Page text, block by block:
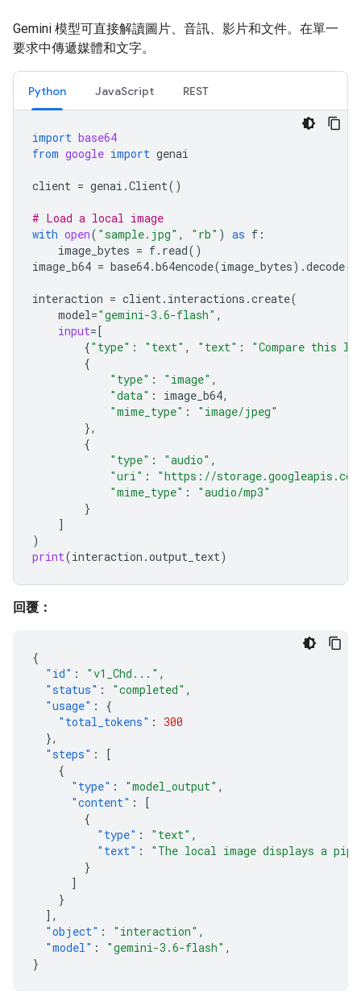
Gemini 模型可直接解讀圖片、音訊、影片和文件。在單一
要求中傳遞媒體和文字。
Python JavaScript REST
import base64
from google import genai
client = genai .Client()
# Load a local image
with open( "sample.jpg" , "rb" ) as f :
image_bytes = f. read()
image_b64 = base64.b64encode(image_bytes) .decode(
interaction = client. interactions .create(
model="gemini-3.6-flash" ,
input=[
{"type" : "text" , "text" :
"Compare this
{
"type" : "image" ,
"data" : image_b64,
"mime_type" :
"image/jpeg"
},
{
"type" : "audio" ,
"uri" :
"https://
"mime_type" :
"audio/mp3"
}
]
)
print(interaction .output_text)
回覆：
{
"id" : "v1_Chd..." ,
"status" : "completed" ,
"usage" :
{
"total_tokens" : 300
},
"steps" :
[
{
"type" : "model_output" ,
"content" :
[
{
"type" : "text" ,
"text" :
"The local image displays a
}
]
}
],
"object" : "interaction" ,
"model" : "gemini-3.6-flash" ,
}